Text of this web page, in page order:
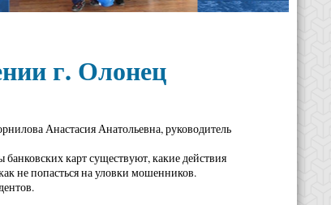
г. Олонец
Анастасия Анатольевна, руководитель
карт существуют, какие действия
не попасться на уловки мошенников.